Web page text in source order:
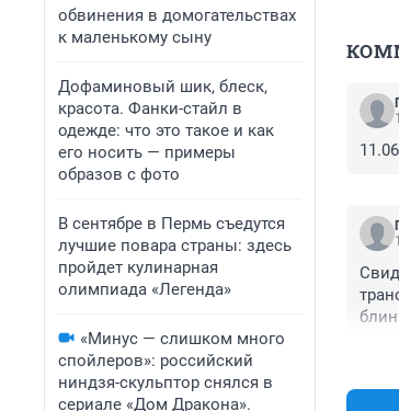
обвинения в домогательствах
к маленькому сыну
Дофаминовый шик, блеск,
красота. Фанки-стайл в
одежде: что это такое и как
его носить — примеры
образов с фото
В сентябре в Пермь съедутся
лучшие повара страны: здесь
пройдет кулинарная
олимпиада «Легенда»
«Минус — слишком много
спойлеров»: российский
ниндзя-скульптор снялся в
сериале «Дом Дракона».